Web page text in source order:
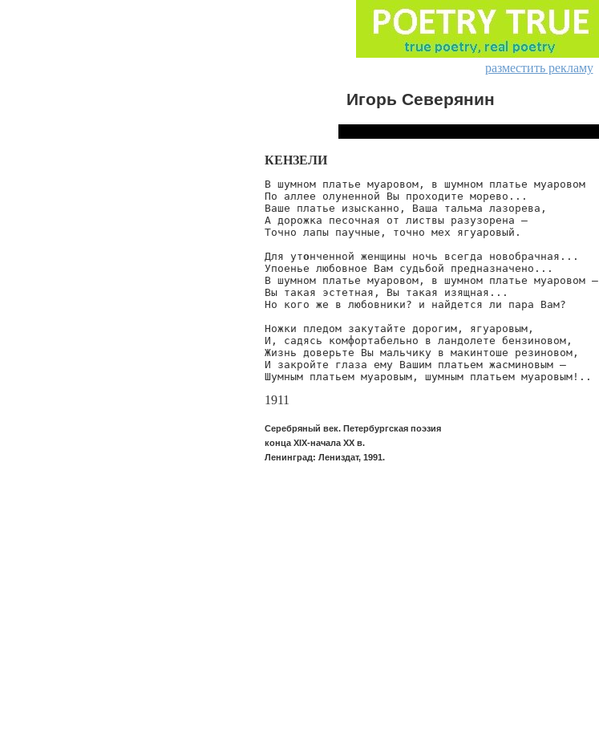
разместить рекламу
Игорь Северянин
КЕНЗЕЛИ
В шумном платье муаровом, в шумном платье муаровом
По аллее олуненной Вы проходите морево...
Ваше платье изысканно, Ваша тальма лазорева,
А дорожка песочная от листвы разузорена —
Точно лапы паучные, точно мех ягуаровый.
Для утонченной женщины ночь всегда новобрачная...
Упоенье любовное Вам судьбой предназначено...
В шумном платье муаровом, в шумном платье муаровом —
Вы такая эстетная, Вы такая изящная...
Но кого же в любовники? и найдется ли пара Вам?
Ножки пледом закутайте дорогим, ягуаровым,
И, садясь комфортабельно в ландолете бензиновом,
Жизнь доверьте Вы мальчику в макинтоше резиновом,
И закройте глаза ему Вашим платьем жасминовым —
Шумным платьем муаровым, шумным платьем муаровым!..
1911
Серебряный век. Петербургская поэзия
конца XIX-начала XX в.
Ленинград: Лениздат, 1991.